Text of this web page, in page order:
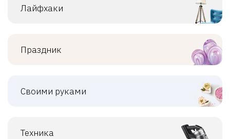
Лайфхаки
Праздник
Своими руками
Техника